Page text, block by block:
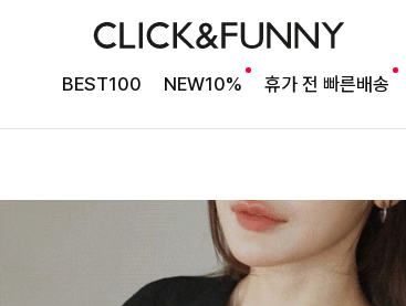
BEST100 NEW10% 휴가 전 빠른배송